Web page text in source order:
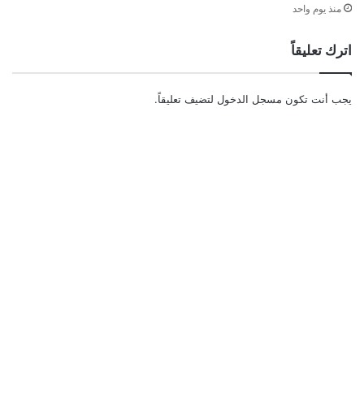
منذ يوم واحد
اترك تعليقاً
يجب أنت تكون مسجل الدخول لتضيف تعليقاً.